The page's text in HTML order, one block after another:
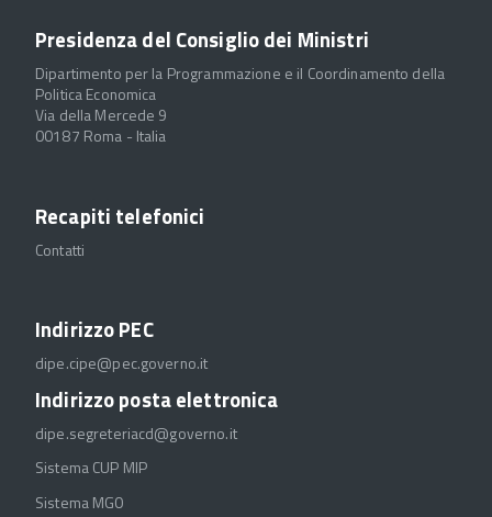
Presidenza del Consiglio dei Ministri
Dipartimento per la Programmazione e il Coordinamento della
Politica Economica
Via della Mercede 9
00187 Roma - Italia
Recapiti telefonici
Contatti
Indirizzo PEC
dipe.cipe@pec.governo.it
Indirizzo posta elettronica
dipe.segreteriacd@governo.it
Sistema CUP MIP
Sistema MGO